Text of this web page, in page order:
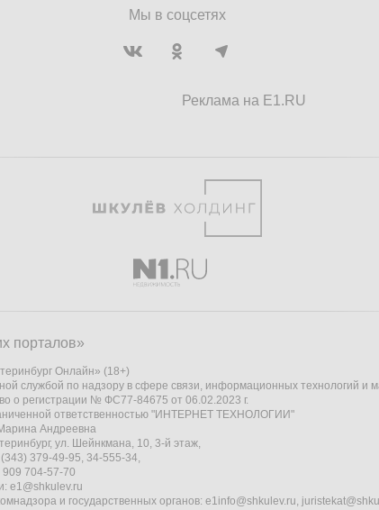
Мы в соцсетях
Реклама на E1.RU
порталов»
Онлайн» (18+)
службой по надзору в сфере связи, информационных технологий и
о регистрации № ФС77-84675 от 06.02.2023 г.
ответственностью "ИНТЕРНЕТ ТЕХНОЛОГИИ"
Андреевна
ул. Шейнкмана, 10, 3-й этаж,
379-49-95, 34-555-34,
909 704-57-70
e1@shkulev.ru
и государственных органов: e1info@shkulev.ru,